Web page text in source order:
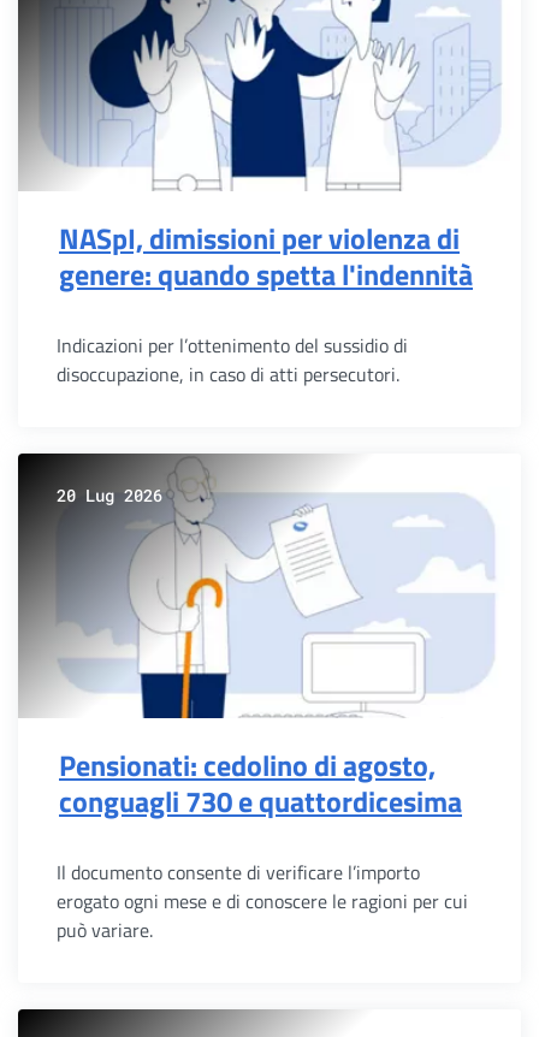
NASpI, dimissioni per violenza di
genere: quando spetta l'indennità
Indicazioni per l’ottenimento del sussidio di
disoccupazione, in caso di atti persecutori.
20 Lug 2026
Pensionati: cedolino di agosto,
conguagli 730 e quattordicesima
Il documento consente di verificare l’importo
erogato ogni mese e di conoscere le ragioni per cui
può variare.